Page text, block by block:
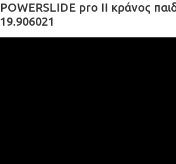
POWERSLIDE pro II κράνος
19.906021